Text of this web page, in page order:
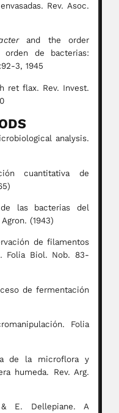
Rev. Asoc.
and the order
de bacterias:
3, 1945
ret flax. Rev. Invest.
analysis.
cuantitativa de
las bacterias del
(1943)
de filamentos
Folia Biol. Nob. 83-
de fermentación
Folia
de la microflora y
humeda. Rev. Arg.
E. Dellepiane. A